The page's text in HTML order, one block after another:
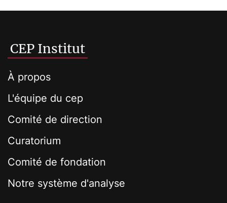
CEP Institut
À propos
L'équipe du cep
Comité de direction
Curatorium
Comité de fondation
Notre système d'analyse